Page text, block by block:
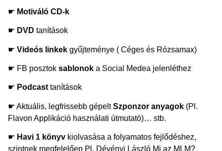
☛ Motiváló CD-k
☛ DVD tanítások
☛ Videós linkek gyűjteménye ( Céges és Rózsamax)
☛ FB posztok sablonok a Social Medea jelenléthez
☛ Podcast tanítások
☛ Aktuális, legfrissebb gépeltSzponzor anyagok (Pl.
Flavon Applikáció használati útmutató)… stb.
☛ Havi 1 könyv kiolvasása a folyamatos fejlődéshez,
szintnek megfelelően Pl. Dévényi László Mi az MLM?